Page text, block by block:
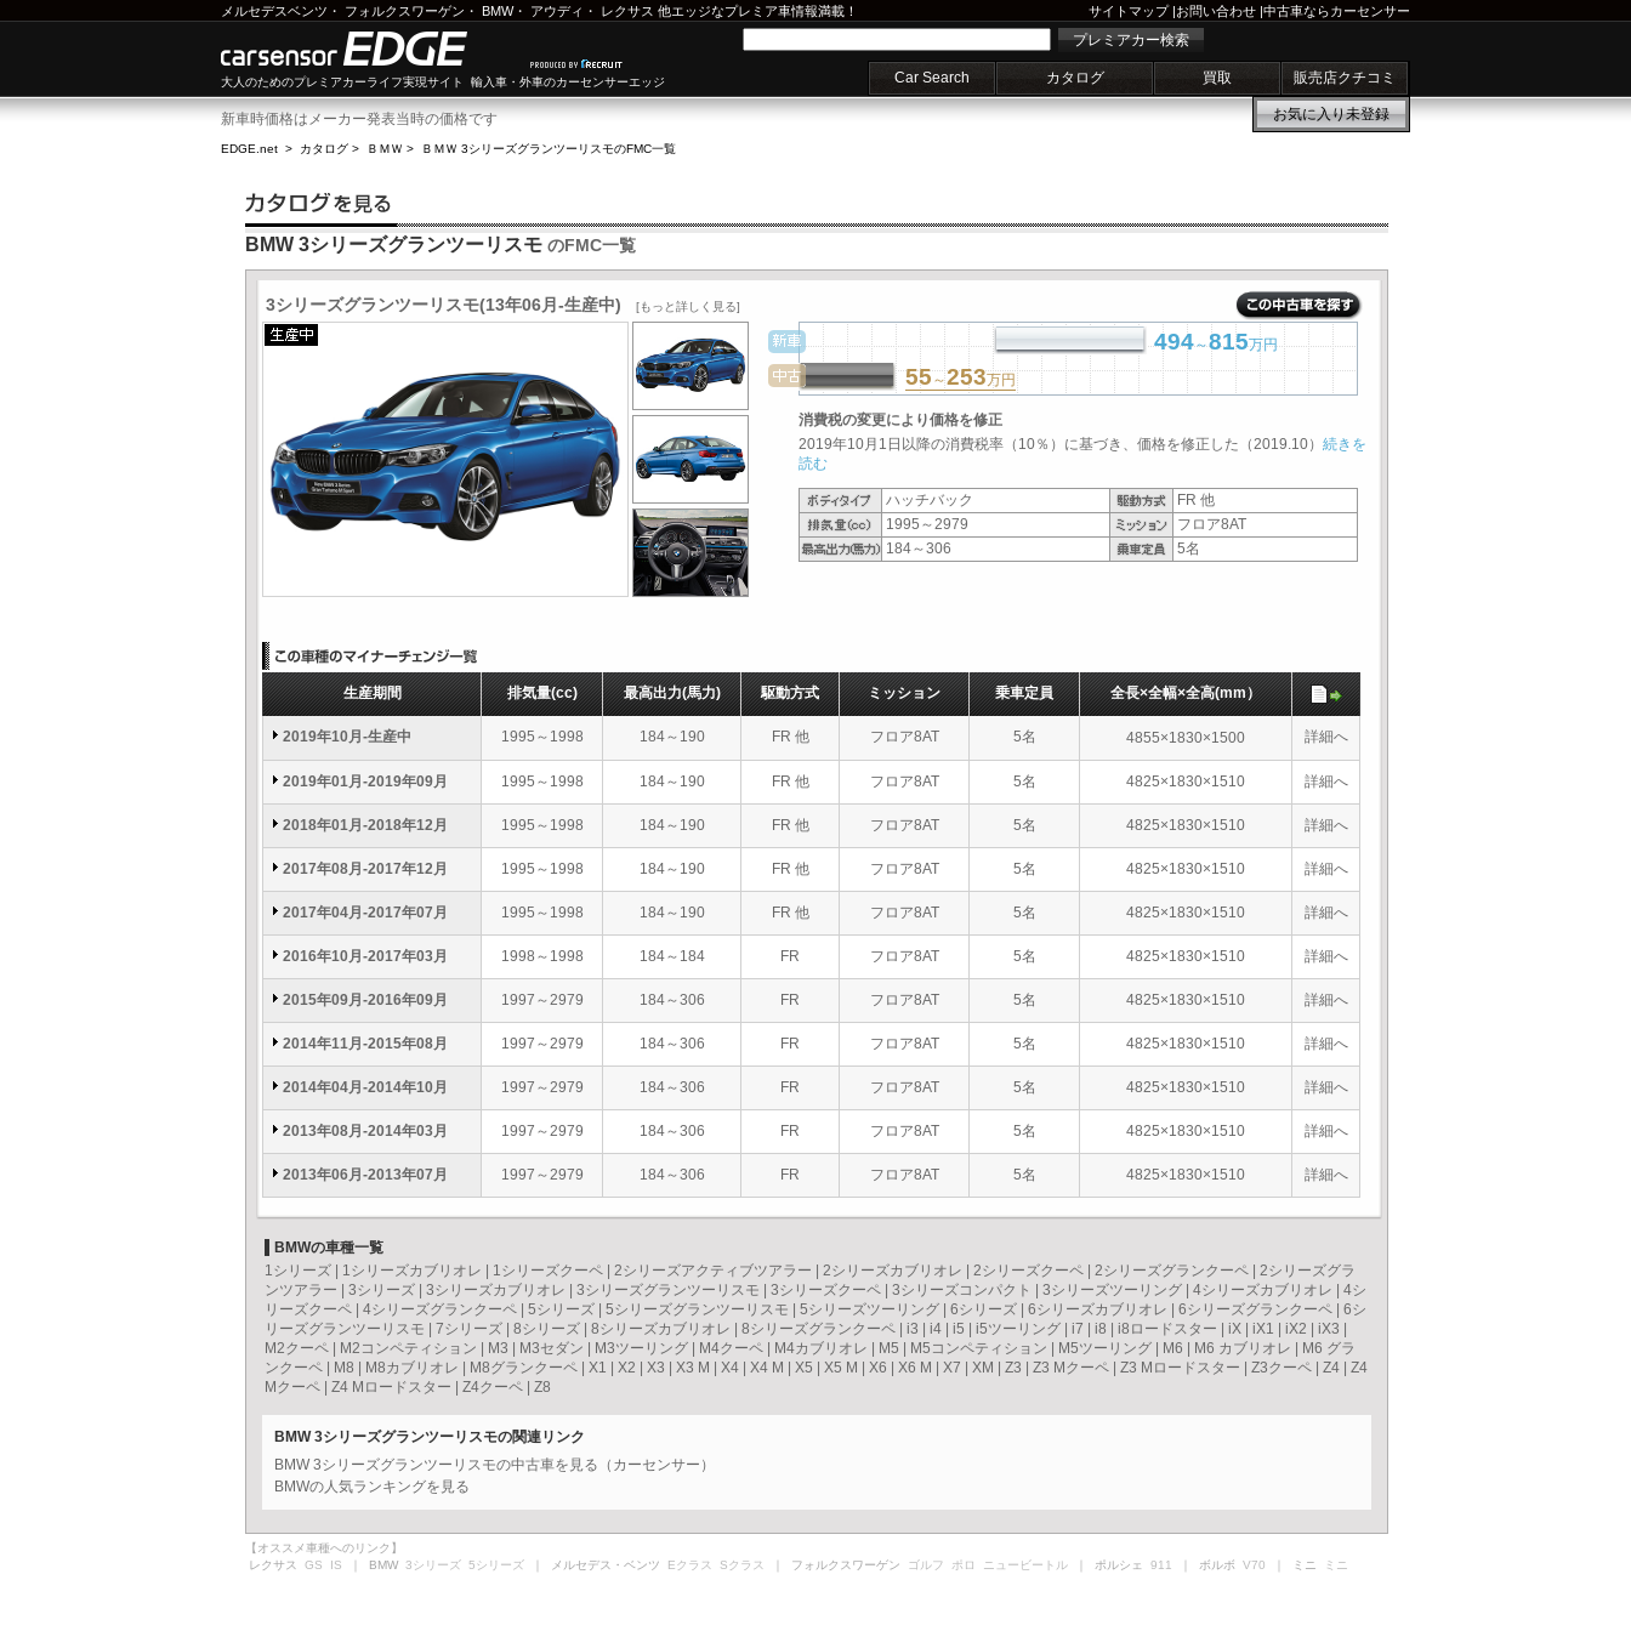
メルセデスベンツ ・ フォルクスワーゲン ・ BMW・ アウディ ・ レクサス 他エッジなプレミア車情報満載！ サイトマップ|お問い合わせ |中古車ならカーセンサー
大人のためのプレミアカーライフ実現サイト 輸入車・外車のカーセンサーエッジ
プレミアカー検索
Car Search カタログ 買取 販売店クチコミ
お気に入り未登録
新車時価格はメーカー発表当時の価格です
EDGE.net > カタログ > ＢＭＷ > ＢＭＷ 3シリーズグランツーリスモのFMC一覧
BMW 3シリーズグランツーリスモ のFMC一覧
3シリーズグランツーリスモ(13年06月-生産中) [もっと詳しく見る]
494～815万円
55 ～253万円
消費税の変更により価格を修正
2019年10月1日以降の消費税率（10％）に基づき、価格を修正した（2019.10） 続きを
読む
ハッチバック
FR 他
1995～2979
フロア8AT
184～306
5名
生産期間 排気量(cc) 最高出力(馬力) 駆動方式 ミッション 乗車定員 全長×全幅×全高(mm）
2019年10月-生産中 1995～1998 184～190 FR 他 フロア8AT 5名 4855×1830×1500 詳細へ
2019年01月-2019年09月 1995～1998 184～190 FR 他 フロア8AT 5名 4825×1830×1510 詳細へ
2018年01月-2018年12月 1995～1998 184～190 FR 他 フロア8AT 5名 4825×1830×1510 詳細へ
2017年08月-2017年12月 1995～1998 184～190 FR 他 フロア8AT 5名 4825×1830×1510 詳細へ
2017年04月-2017年07月 1995～1998 184～190 FR 他 フロア8AT 5名 4825×1830×1510 詳細へ
2016年10月-2017年03月 1998～1998 184～184 FR フロア8AT 5名 4825×1830×1510 詳細へ
2015年09月-2016年09月 1997～2979 184～306 FR フロア8AT 5名 4825×1830×1510 詳細へ
2014年11月-2015年08月 1997～2979 184～306 FR フロア8AT 5名 4825×1830×1510 詳細へ
2014年04月-2014年10月 1997～2979 184～306 FR フロア8AT 5名 4825×1830×1510 詳細へ
2013年08月-2014年03月 1997～2979 184～306 FR フロア8AT 5名 4825×1830×1510 詳細へ
2013年06月-2013年07月 1997～2979 184～306 FR フロア8AT 5名 4825×1830×1510 詳細へ
BMWの車種一覧
1シリーズ
1シリーズカブリオレ 1シリーズクーペ 2シリーズアクティブツアラー 2シリーズカブリオレ 2シリーズクーペ 2シリーズグランクーペ
2シリーズグラ
ンツアラー
3シリーズ 3シリーズカブリオレ 3シリーズグランツーリスモ 3シリーズクーペ 3シリーズコンパクト 3シリーズツーリング 4シリーズカブリオレ
4シ
リーズクーペ
4シリーズグランクーペ 5シリーズ 5シリーズグランツーリスモ 5シリーズツーリング 6シリーズ 6シリーズカブリオレ 6シリーズグランクーペ
6シ
リーズグランツーリスモ
7シリーズ 8シリーズ 8シリーズカブリオレ 8シリーズグランクーペ i3 i4 i5 i5ツーリング i7 i8 i8ロードスター iX iX1 iX2 iX3
M2クーペ
M2コンペティション M3 M3セダン M3ツーリング M4クーペ M4カブリオレ M5 M5コンペティション M5ツーリング M6 M6 カブリオレ
M6 グラ
ンクーペ
M8 M8カブリオレ M8グランクーペ X1 X2 X3 X3 M X4 X4 M X5 X5 M X6 X6 M X7 XM Z3 Z3 Mクーペ Z3 Mロードスター Z3クーペ Z4
Z4
Mクーペ
Z4 Mロードスター Z4クーペ Z8
BMW 3シリーズグランツーリスモの関連リンク
BMW 3シリーズグランツーリスモの中古車を見る（カーセンサー）
BMWの人気ランキングを見る
【オススメ車種へのリンク】
レクサス GS IS ｜ BMW 3シリーズ 5シリーズ ｜ メルセデス・ベンツ Eクラス Sクラス ｜ フォルクスワーゲン ゴルフ ポロ ニュービートル ｜ ポルシェ 911 ｜ ボルボ V70 ｜ ミニ ミニ